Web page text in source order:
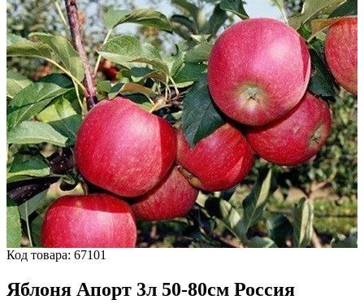
Код товара: 67101
Яблоня Апорт 3л 50-80см Россия